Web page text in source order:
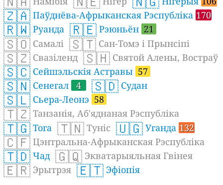
🇿🇦 Паўднёва-Афрыканская Рэспубліка 170
🇷🇼 Руанда 🇷🇪 Рэюньён 21
🇸🇴 Самалі 🇸🇹 Сан-Томэ і Прынсіпі
🇸🇿 Свазіленд 🇸🇭 Святой Алены, Востраў
🇸🇨 Сейшэльскія Астравы 57
🇸🇳 Сенегал 4 🇸🇩 Судан
🇸🇱 Сьера-Леонэ 58
🇹🇿 Танзанія, Аб'яднаная Рэспубліка
🇹🇬 Тога 🇹🇳 Туніс 🇺🇬 Уганда 132
🇨🇫 Цэнтральна-Афрыканская Рэспубліка
🇹🇩 Чад 🇬🇶 Экватарыяльная Гвінея
🇪🇷 Эрытрэя 🇪🇹 Эфіопія